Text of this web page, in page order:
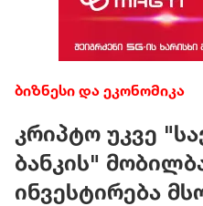
ბიზნესი და ეკონომიკა
კრიპტო უკვე
ბანკის"
ინვესტირება